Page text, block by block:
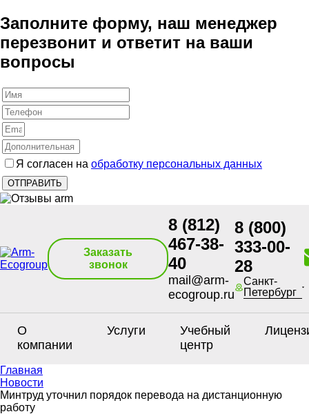
Заполните форму, наш менеджер
перезвонит и ответит на ваши
вопросы
Я согласен на обработку персональных данных
Заказать
звонок
8 (812)
467-38-
40
mail@arm-
ecogroup.ru
8 (800)
333-00-
28
Санкт-
Петербург
О
компании
Услуги
Учебный
центр
Главная
Новости
Минтруд уточнил порядок перевода на дистанционную
работу